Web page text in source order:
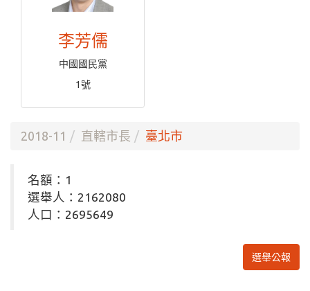
李芳儒
中國國民黨
1號
2018-11 直轄市長 臺北市
名額：1
選舉人：2162080
人口：2695649
選舉公報